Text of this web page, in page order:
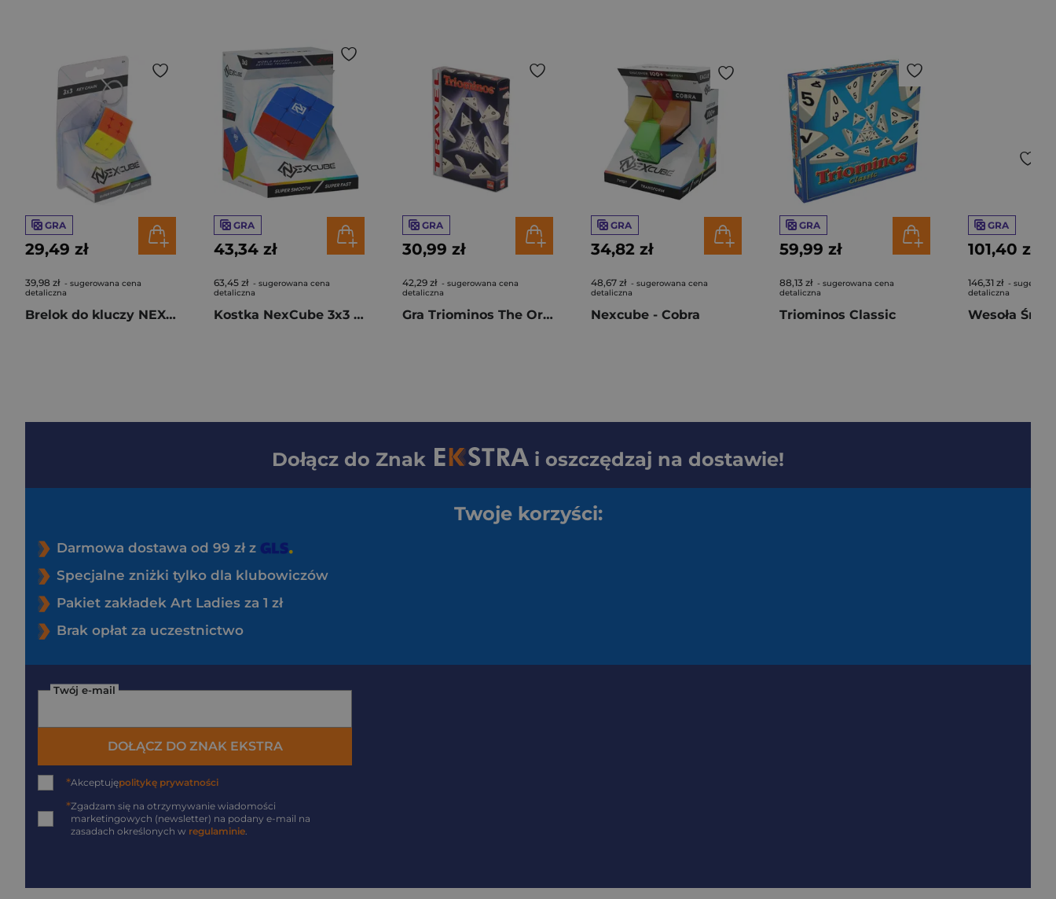
GRA
29,49 zł
39,98 zł - sugerowana cena
detaliczna
Brelok do kluczy NEXcube 3x3 Keychain
GRA
43,34 zł
63,45 zł - sugerowana cena
detaliczna
Kostka NexCube 3x3 Classic MoYu
GRA
30,99 zł
42,29 zł - sugerowana cena
detaliczna
Gra Triominos The Original Travel
GRA
34,82 zł
48,67 zł - sugerowana cena
detaliczna
Nexcube - Cobra
GRA
59,99 zł
88,13 zł - sugerowana cena
detaliczna
Triominos Classic
GRA
101,40 zł
146,31 zł -
detaliczna
Wesoła
Dołącz do Znak i oszczędzaj na dostawie!
Twoje korzyści:
Darmowa dostawa od 99 zł z
Specjalne zniżki tylko dla klubowiczów
Pakiet zakładek Art Ladies za 1 zł
Brak opłat za uczestnictwo
Twój e-mail
DOŁĄCZ DO ZNAK EKSTRA
*Akceptujępolitykę prywatności
*Zgadzam się na otrzymywanie wiadomości
marketingowych (newsletter) na podany e-mail na
zasadach określonych w regulaminie.